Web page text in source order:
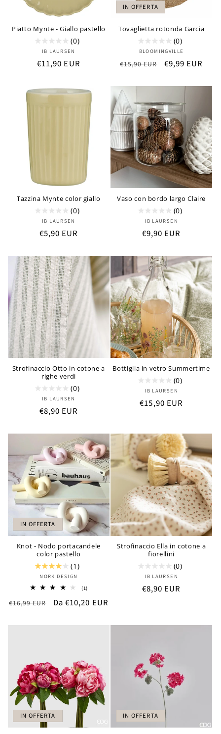
Piatto Mynte - Giallo pastello
(0)
Produttore:
IB LAURSEN
Prezzo
listino
€11,90 EUR
IN OFFERTA
Tovaglietta rotonda Garcia
(0)
Produttore:
BLOOMINGVILLE
Prezzo
listino
€15,90 EUR
Prezzo
€9,99 EUR
Tazzina Mynte color giallo
(0)
Produttore:
IB LAURSEN
Prezzo
listino
€5,90 EUR
Vaso con bordo largo Claire
(0)
Produttore:
IB LAURSEN
Prezzo
listino
€9,90 EUR
Strofinaccio Otto in cotone a
righe verdi
(0)
Produttore:
IB LAURSEN
Prezzo
listino
€8,90 EUR
Bottiglia in vetro Summertime
(0)
Produttore:
IB LAURSEN
Prezzo
€15,90 EUR
IN OFFERTA
Knot - Nodo portacandele
color pastello
(1)
Produttore:
NORK DESIGN
(1)
totali
Prezzo
listino
€16,99 EUR
Prezzo
Da €10,20 EUR
Strofinaccio Ella in cotone a
fiorellini
(0)
Produttore:
IB LAURSEN
Prezzo
€8,90 EUR
IN OFFERTA IN OFFERTA